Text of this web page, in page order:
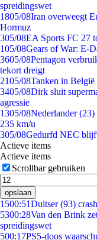
spreidingswet
1805/08Iran overweegt
Hormuz
305/08EA Sports FC 27
105/08Gears of War: E-
3605/08Pentagon
tekort dreigt
2105/08Tanken in
3405/08Dirk sluit
agressie
1305/08Nederlander (23)
235 km/u
305/08Gedurfd NEC
Actieve items
Actieve items
Scrollbar gebruiken
opslaan
1500:51Duitser (93)
5300:28Van den Brink
spreidingswet
500:17PS5-doos